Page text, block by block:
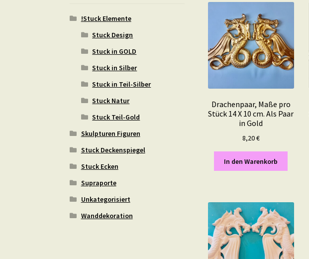
Drachenpaar, Maße pro
Stück 14 X 10 cm. Als Paar
in Gold
8,20€
In den Warenkorb
!Stuck Elemente
Stuck Design
Stuck in GOLD
Stuck in Silber
Stuck in Teil-Silber
Stuck Natur
Stuck Teil-Gold
Skulpturen Figuren
Stuck Deckenspiegel
Stuck Ecken
Supraporte
Unkategorisiert
Wanddekoration